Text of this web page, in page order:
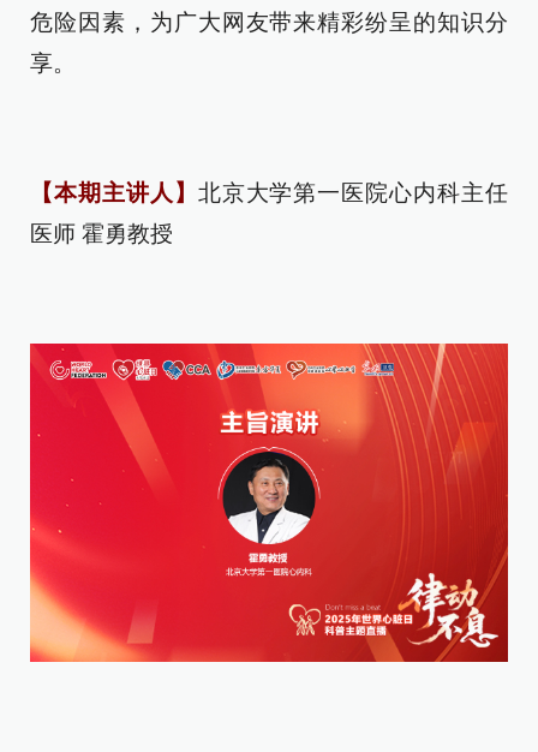
危险因素，为广大网友带来精彩纷呈的知识分
享。
【本期主讲人】 北京大学第一医院心内科主任
医师 霍勇教授